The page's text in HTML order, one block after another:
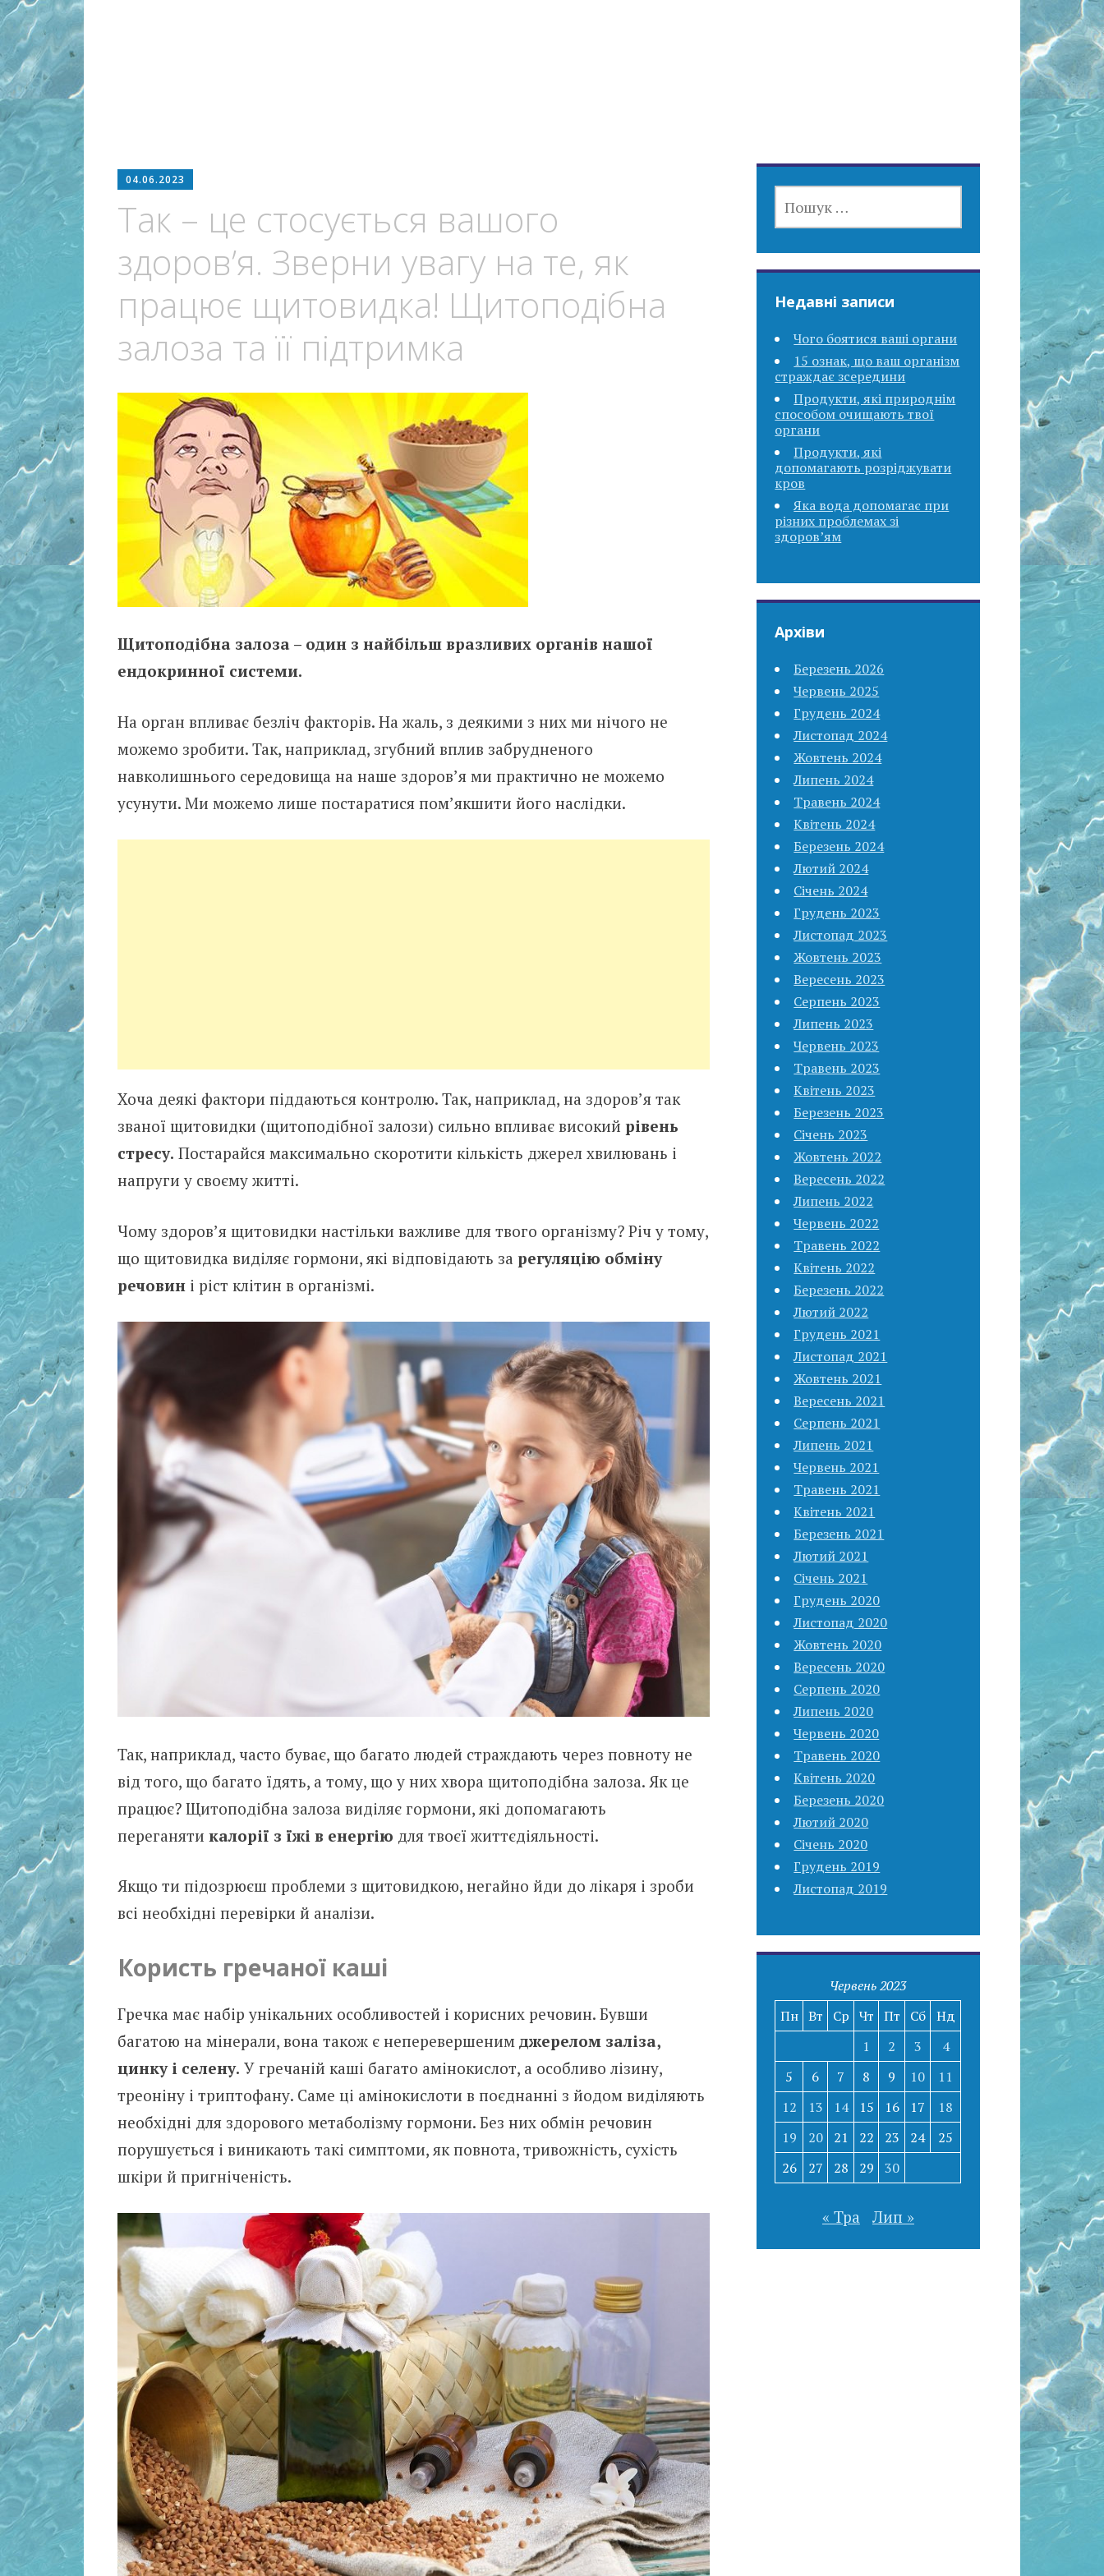
04.06.2023
Так – це стосується вашого
здоров’я. Зверни увагу на те, як
працює щитовидка! Щитоподібна
залоза та її підтримка
Щитоподібна залоза – один з найбільш вразливих органів нашої
ендокринної системи.
На орган впливає безліч факторів. На жаль, з деякими з них ми нічого не
можемо зробити. Так, наприклад, згубний вплив забрудненого
навколишнього середовища на наше здоров’я ми практично не можемо
усунути. Ми можемо лише постаратися пом’якшити його наслідки.
Хоча деякі фактори піддаються контролю. Так, наприклад, на здоров’я так
званої щитовидки (щитоподібної залози) сильно впливає високий рівень
стресу. Постарайся максимально скоротити кількість джерел хвилювань і
напруги у своєму житті.
Чому здоров’я щитовидки настільки важливе для твого організму? Річ у тому,
що щитовидка виділяє гормони, які відповідають за регуляцію обміну
речовині ріст клітин в організмі.
Так, наприклад, часто буває, що багато людей страждають через повноту не
від того, що багато їдять, а тому, що у них хвора щитоподібна залоза. Як це
працює? Щитоподібна залоза виділяє гормони, які допомагають
переганяти калорії з їжі в енергію для твоєї життєдіяльності.
Якщо ти підозрюєш проблеми з щитовидкою, негайно йди до лікаря і зроби
всі необхідні перевірки й аналізи.
Користь гречаної каші
Гречка має набір унікальних особливостей і корисних речовин. Бувши
багатою на мінерали, вона також є неперевершеним джерелом заліза,
цинку і селену. У гречаній каші багато амінокислот, а особливо лізину,
треоніну і триптофану. Саме ці амінокислоти в поєднанні з йодом виділяють
необхідні для здорового метаболізму гормони. Без них обмін речовин
порушується і виникають такі симптоми, як повнота, тривожність, сухість
шкіри й пригніченість.
Недавні записи
Чого боятися ваші органи
15 ознак, що ваш організм
страждає зсередини
Продукти, які природнім
способом очищають твої
органи
Продукти, які
допомагають розріджувати
кров
Яка вода допомагає при
різних проблемах зі
здоров’ям
Архіви
Березень 2026
Червень 2025
Грудень 2024
Листопад 2024
Жовтень 2024
Липень 2024
Травень 2024
Квітень 2024
Березень 2024
Лютий 2024
Січень 2024
Грудень 2023
Листопад 2023
Жовтень 2023
Вересень 2023
Серпень 2023
Липень 2023
Червень 2023
Травень 2023
Квітень 2023
Березень 2023
Січень 2023
Жовтень 2022
Вересень 2022
Липень 2022
Червень 2022
Травень 2022
Квітень 2022
Березень 2022
Лютий 2022
Грудень 2021
Листопад 2021
Жовтень 2021
Вересень 2021
Серпень 2021
Липень 2021
Червень 2021
Травень 2021
Квітень 2021
Березень 2021
Лютий 2021
Січень 2021
Грудень 2020
Листопад 2020
Жовтень 2020
Вересень 2020
Серпень 2020
Липень 2020
Червень 2020
Травень 2020
Квітень 2020
Березень 2020
Лютий 2020
Січень 2020
Грудень 2019
Листопад 2019
Червень 2023
Пн Вт Ср Чт Пт Сб Нд
1
2 3
4
5
6 7 8 9 10
11
12
13 14 15 16 17
18
19
20 21 22 23 24
25
26
27 28 29 30
« Тра Лип »